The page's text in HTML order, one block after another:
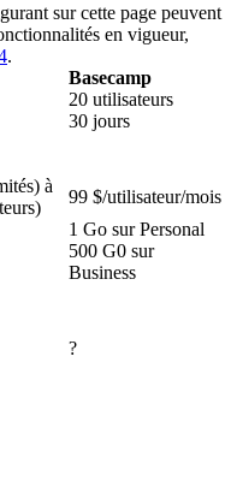
sur cette page peuvent
en vigueur,
.
Basecamp
20 utilisateurs
30 jours
à
99 $/utilisateur/mois
1 Go sur Personal
500 G0 sur
Business
?